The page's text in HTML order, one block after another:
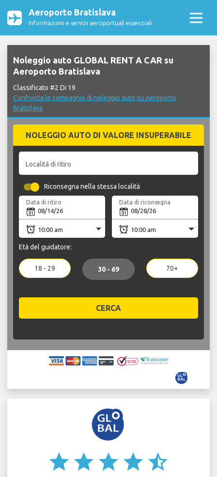
Aeroporto Bratislava
Informazioni e servizi aeroportuali essenziali
Noleggio auto GLOBAL RENT A CAR su
Aeroporto Bratislava
Classificato #2 Di 19
Confronta le compagnie di noleggio auto su Aeroporto
Bratislava
NOLEGGIO AUTO DI VALORE INSUPERABILE
Località di ritiro
Riconsegna nella stessa località
Data di ritiro Data di riconsegna
Età del guidatore:
18 - 29 30 - 69 70+
CERCA
star star star star star_half